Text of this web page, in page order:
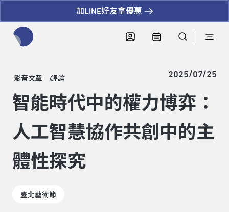
加LINE好友拿優惠
影音文章 評論 2025/07/25
智能時代中的權力博弈：
人工智慧協作共創中的主
體性探究
臺北藝術節